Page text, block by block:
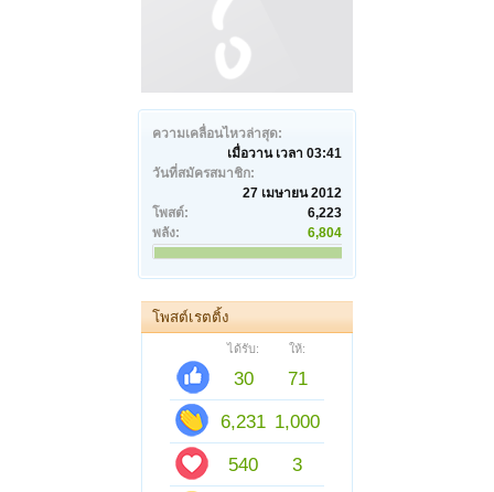
ความเคลื่อนไหวล่าสุด:
เมื่อวาน เวลา 03:41
วันที่สมัครสมาชิก:
27 เมษายน 2012
โพสต์:
6,223
พลัง:
6,804
โพสต์เรตติ้ง
ได้รับ: ให้:
30
71
6,231 1,000
540
3